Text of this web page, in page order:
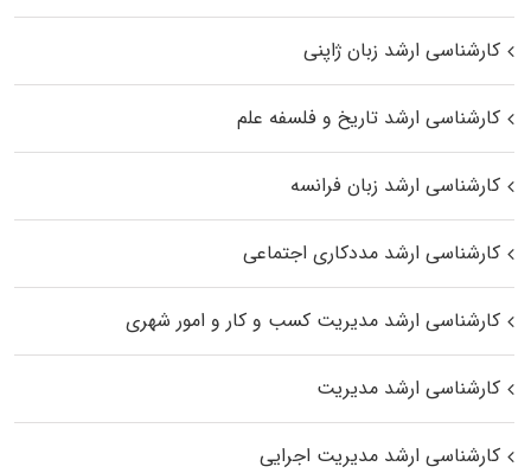
کارشناسی ارشد زبان ژاپنی
کارشناسی ارشد تاریخ و فلسفه علم
کارشناسی ارشد زبان فرانسه
کارشناسی ارشد مددکاری اجتماعی
کارشناسی ارشد مدیریت کسب و کار و امور شهری
کارشناسی ارشد مدیریت
کارشناسی ارشد مدیریت اجرایی